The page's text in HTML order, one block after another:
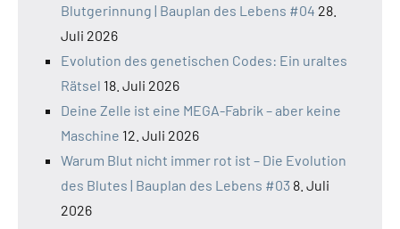
Blutgerinnung | Bauplan des Lebens #04 28.
Juli 2026
Evolution des genetischen Codes: Ein uraltes
Rätsel 18. Juli 2026
Deine Zelle ist eine MEGA-Fabrik – aber keine
Maschine 12. Juli 2026
Warum Blut nicht immer rot ist – Die Evolution
des Blutes | Bauplan des Lebens #03 8. Juli
2026